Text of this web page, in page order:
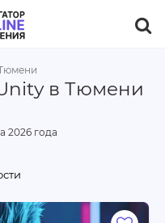
в Тюмени
2026 года